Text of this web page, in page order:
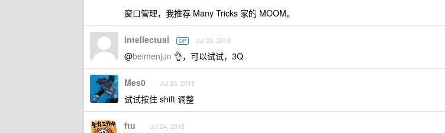
窗口管理，我推荐 Many Tricks 家的 MOOM。
intellectual OP Jul 23, 2018
@beimenjun 👌，可以试试，3Q
Mes0 Jul 23, 2018
试试按住 shift 调整
ftu Jul 24, 2018